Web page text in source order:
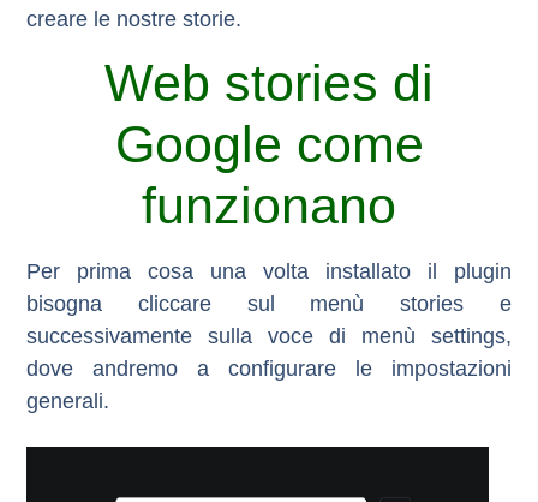
creare le nostre storie.
Web stories di
Google come
funzionano
Per prima cosa una volta installato il plugin
bisogna cliccare sul menù stories e
successivamente sulla voce di menù settings,
dove andremo a configurare le impostazioni
generali.